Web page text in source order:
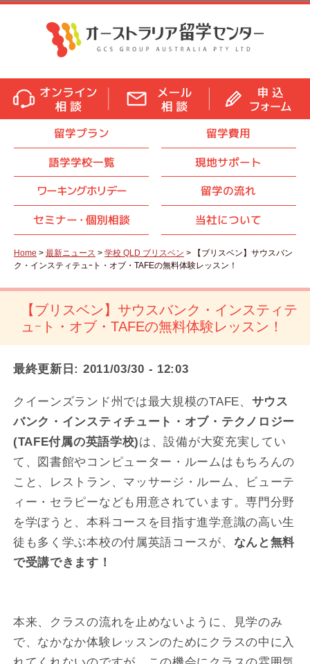
留学プラン
留学費用
語学学校一覧
現地サポート
ワーキングホリデー
留学の流れ
セミナー・ 個別相談 当社について
Home > 最新ニュース > 学校 QLD ブリスベン > 【ブリスベン】サウスバン
ク・インスティテュｰト・オブ・TAFEの無料体験レッスン！
【ブリスベン】サウスバンク・インスティテ
ュｰト・オブ・TAFEの無料体験レッスン！
最終更新日: 2011/03/30 - 12:03
クイーンズランド州では最大規模のTAFE、 サウス
バンク・インスティチュート・オブ・テクノロジー
(TAFE付属の英語学校)は、設備が大変充実してい
て、図書館やコンピューター・ルームはもちろんの
こと、レストラン、マッサージ・ルーム、ビューテ
ィー・セラピーなども用意されています。専門分野
を学ぼうと、本科コースを目指す進学意識の高い生
徒も多く学ぶ本校の付属英語コースが、 なんと無料
で受講できます！
本来、クラスの流れを止めないように、見学のみ
で、なかなか体験レッスンのためにクラスの中に入